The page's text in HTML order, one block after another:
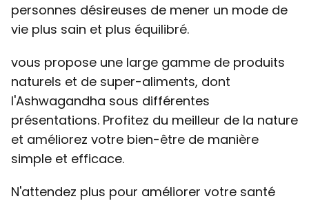
personnes désireuses de mener un mode de
vie plus sain et plus équilibré.
vous propose une large gamme de produits
naturels et de super-aliments, dont
l'Ashwagandha sous différentes
présentations. Profitez du meilleur de la nature
et améliorez votre bien-être de manière
simple et efficace.
N'attendez plus pour améliorer votre santé